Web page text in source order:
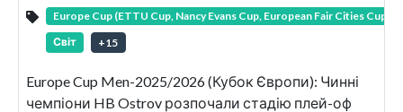
Europe Cup (ETTU Cup, Nancy Evans Cup, European Fair Cities Cup)
Світ
+15
Europe Cup Men-2025/2026 (Кубок Європи): Чинні
чемпіони HB Ostrov розпочали стадію плей-оф